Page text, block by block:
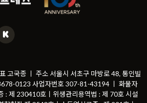
고국종 ㅣ 주소 서울시 서초구 마방로 48, 통인빌
0123 사업자번호 307-81-43194 ㅣ 화물자
: 제 230410호ㅣ위생관리용역법 : 제 70호 시설